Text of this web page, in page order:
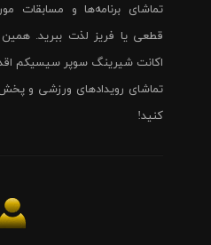
تماشای برنامه‌ها و مسابقات
قطعی یا فریز لذت ببرید. همین
اکانت شیرینگ سوپر سیسیکم
تماشای رویدادهای ورزشی و
کنید!